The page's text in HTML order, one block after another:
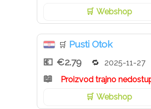
Webshop
🛒 Pusti Otok
€2.79
2025-11-27
Proizvod trajno
Webshop